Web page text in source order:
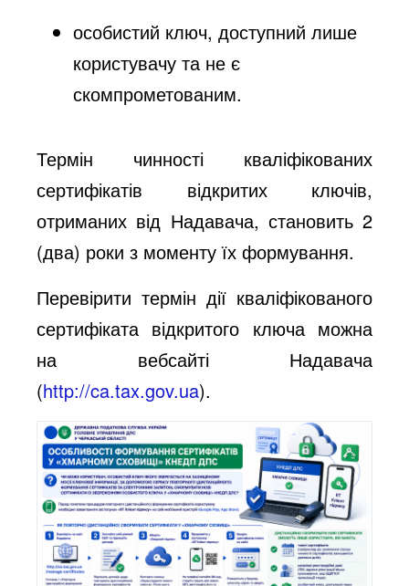
особистий ключ, доступний лише
користувачу та не є
скомпрометованим.
Термін чинності кваліфікованих
сертифікатів відкритих ключів,
отриманих від Надавача, становить 2
(два) роки з моменту їх формування.
Перевірити термін дії кваліфікованого
сертифіката відкритого ключа можна
на вебсайті Надавача
(http://ca.tax.gov.ua).